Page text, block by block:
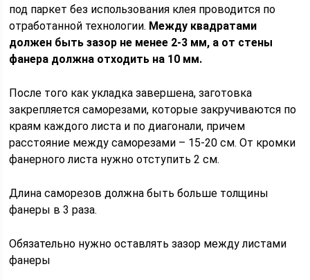
под паркет без использования клея проводится по
отработанной технологии. Между квадратами
должен быть зазор не менее 2-3 мм, а от стены
фанера должна отходить на 10 мм.
После того как укладка завершена, заготовка
закрепляется саморезами, которые закручиваются по
краям каждого листа и по диагонали, причем
расстояние между саморезами – 15-20 см. От кромки
фанерного листа нужно отступить 2 см.
Длина саморезов должна быть больше толщины
фанеры в 3 раза.
Обязательно нужно оставлять зазор между листами
фанеры